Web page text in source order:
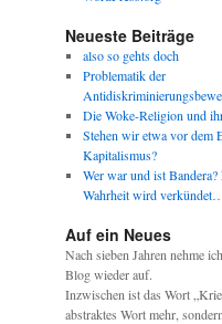
Neueste Beiträge
also so gehts doch
Problematik der
Die Woke-Religion und
Stehen wir etwa vor dem
Kapitalismus?
Wer war und ist Bandera?
Wahrheit wird
Auf ein Neues
Nach sieben Jahren nehme
Blog wieder auf.
Inzwischen ist das Wort
abstraktes Wort mehr,